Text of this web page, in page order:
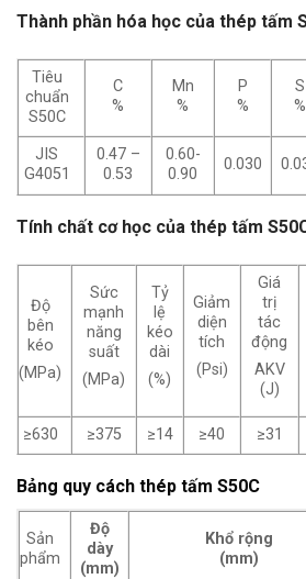
Thành phần hóa học của thép tấm
Tiêu
chuẩn
S50C
C
%
Mn
%
P
%
S
%
JIS
G4051
0.47 –
0.53
0.60-
0.90
0.030
Tính chất cơ học của thép tấm
Độ
bên
kéo
(MPa)
Sức
mạnh
năng
suất
(MPa)
Tỷ
lệ
kéo
dài
(%)
Giảm
diện
tích
(Psi)
Giá
trị
tác
động
AKV
(J)
≥630 ≥375 ≥14 ≥40 ≥31
Bảng quy cách thép tấm S50C
Sản
phẩm
Độ
dày
(mm)
Khổ rộng
(mm)